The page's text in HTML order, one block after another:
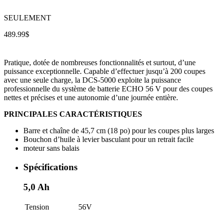
SEULEMENT
489.99$
Pratique, dotée de nombreuses fonctionnalités et surtout, d’une
puissance exceptionnelle. Capable d’effectuer jusqu’à 200 coupes
avec une seule charge, la DCS-5000 exploite la puissance
professionnelle du système de batterie ECHO 56 V pour des coupes
nettes et précises et une autonomie d’une journée entière.
PRINCIPALES CARACTÉRISTIQUES
Barre et chaîne de 45,7 cm (18 po) pour les coupes plus larges
Bouchon d’huile à levier basculant pour un retrait facile
moteur sans balais
Spécifications
5,0 Ah
Tension
56V